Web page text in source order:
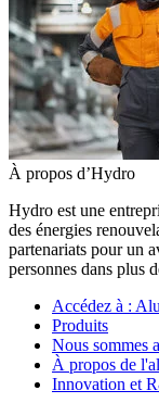
À propos d’Hydro
Hydro est une
des énergies
partenariats pour un
personnes dans plus
Accédez à :
Produits
Nous sommes
À propos de
Innovation et